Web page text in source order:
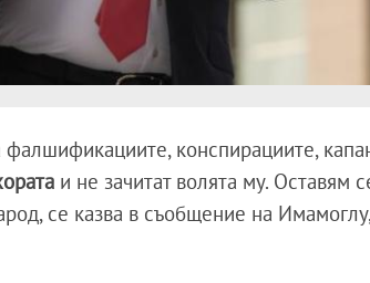
конспирациите,
и не зачитат волята му. Оставям
се казва в съобщение на